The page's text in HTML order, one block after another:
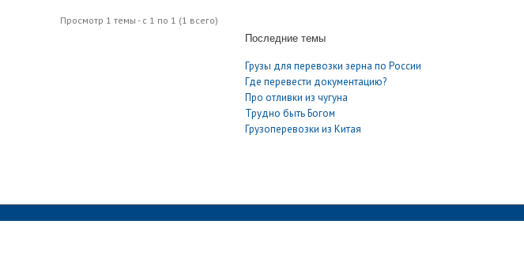
Просмотр 1 темы - с 1 по 1 (1 всего)
Последние темы
Грузы для перевозки зерна по России
Где перевести документацию?
Про отливки из чугуна
Трудно быть Богом
Грузоперевозки из Китая